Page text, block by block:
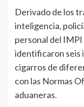
Derivado de los
inteligencia,
personal del
identificaron seis
cigarros de
con las Normas
aduaneras.